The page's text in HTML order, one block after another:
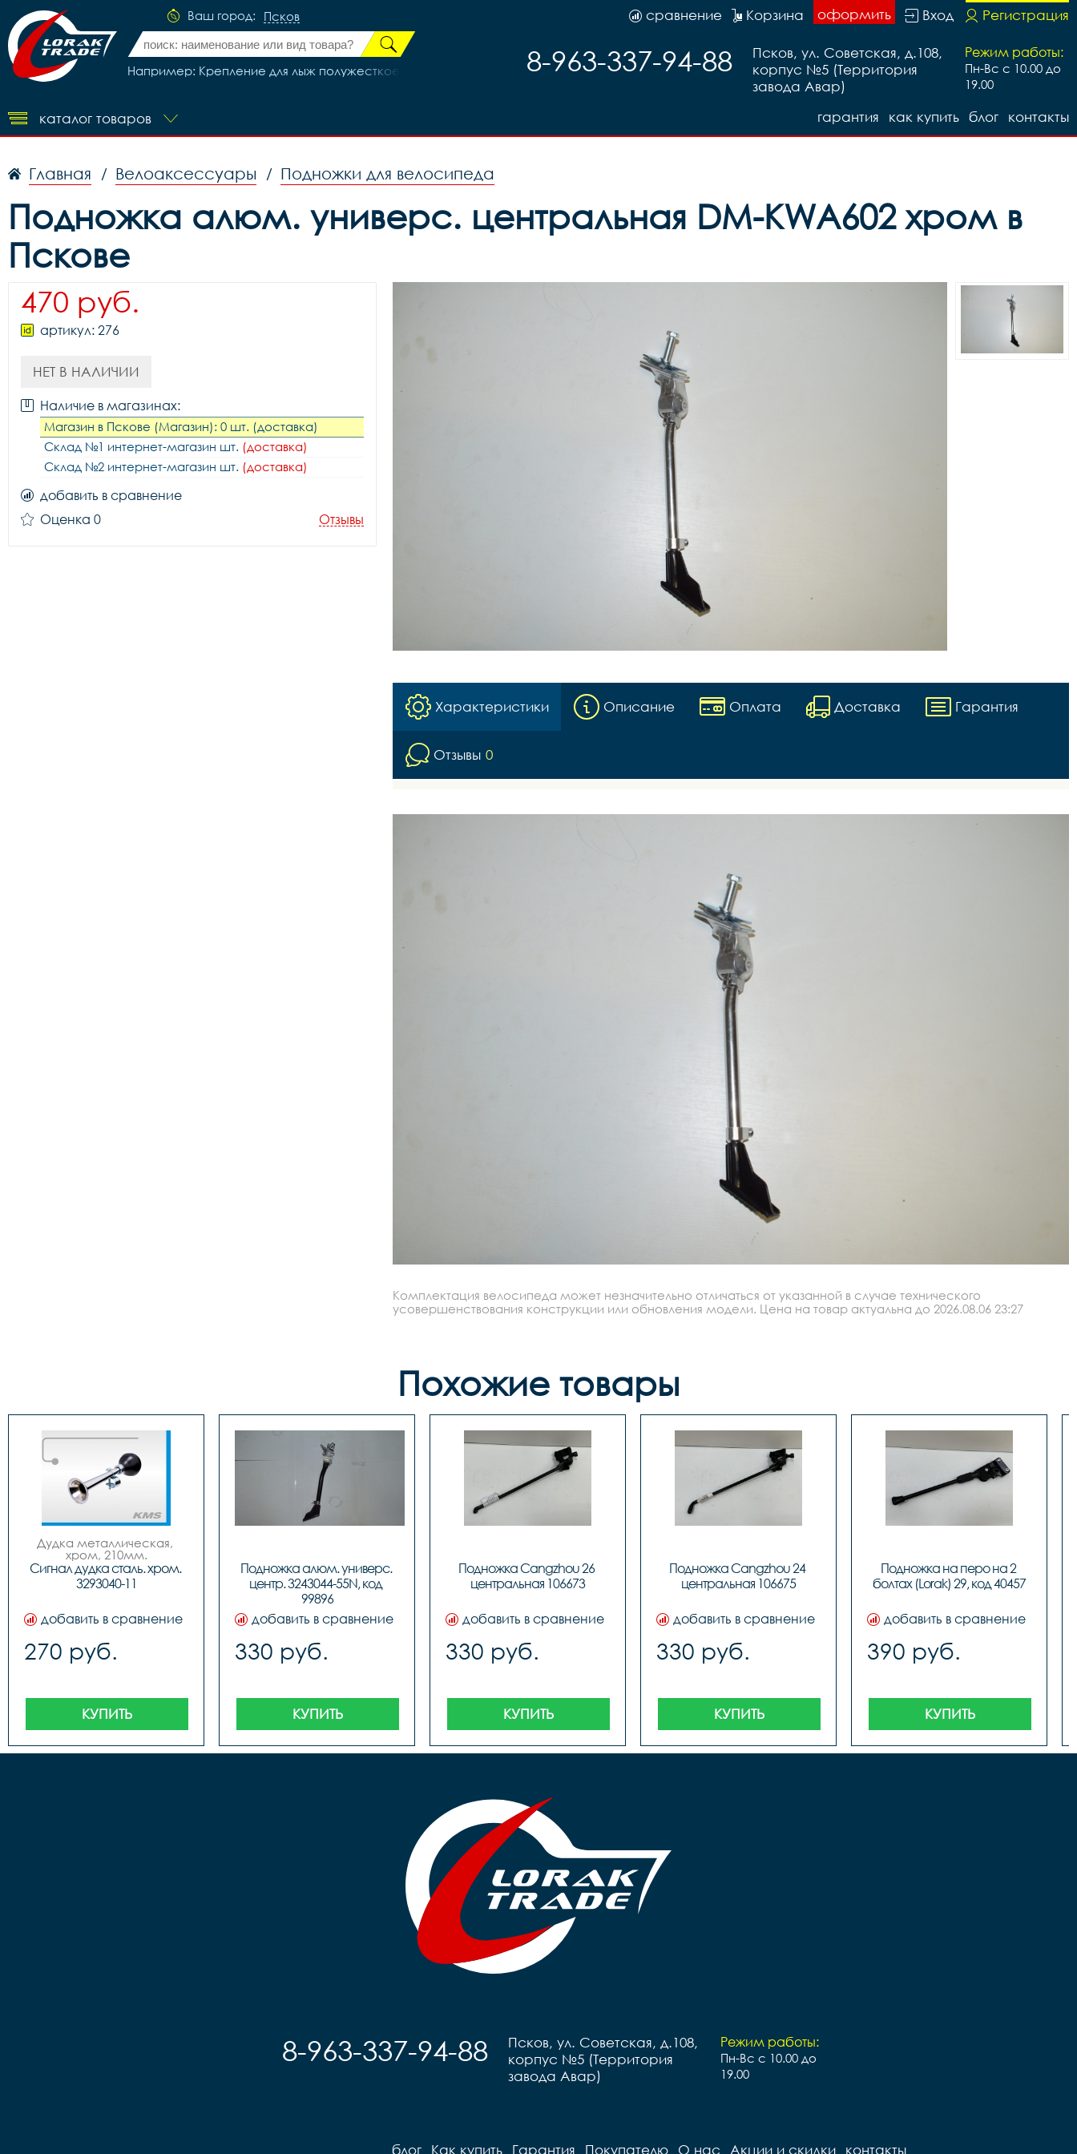
Ваш город: Псков
Например: Крепление для лыж полужесткое регулируемое /оцинковка/
Регистрация
Вход
оформить
Корзина
сравнение
Режим работы:
Пн-Вс с 10.00 до
19.00
Псков, ул. Советская, д.108,
корпус №5 (Территория
завода Авар)
8-963-337-94-88
каталог товаров контакты
блог
как купить
гарантия
Главная / Велоаксессуары / Подножки для велосипеда
Подножка алюм. универс. центральная DM-KWA602 хром в
Пскове
470 руб.
артикул: 276
НЕТ В НАЛИЧИИ
Наличие в магазинах:
Магазин в Пскове (Магазин): 0 шт. (доставка)
Склад №1 интернет-магазин шт. (доставка)
Склад №2 интернет-магазин шт. (доставка)
добавить в сравнение
Оценка 0
Отзывы
Характеристики Описание Оплата Доставка Гарантия
Отзывы 0
Комплектация велосипеда может незначительно отличаться от указанной в случае технического
усовершенствования конструкции или обновления модели. Цена на товар актуальна до 2026.08.06 23:27
Похожие товары
Дудка металлическая,
хром, 210мм.
Сигнал дудка сталь. хром.
3293040-11
добавить в сравнение
270 руб.
КУПИТЬ
Подножка алюм. универс.
центр. 3243044-55N, код
99896
добавить в сравнение
330 руб.
КУПИТЬ
Подножка Сangzhou 26
центральная 106673
добавить в сравнение
330 руб.
КУПИТЬ
Подножка Сangzhou 24
центральная 106675
добавить в сравнение
330 руб.
КУПИТЬ
Подножка на перо на 2
болтах (Lorak) 29, код 40457
добавить в сравнение
390 руб.
КУПИТЬ
Режим работы:
Пн-Вс с 10.00 до
19.00
Псков, ул. Советская, д.108,
корпус №5 (Территория
завода Авар)
8-963-337-94-88
блог Как купить Гарантия Покупателю О нас Акции и скидки контакты